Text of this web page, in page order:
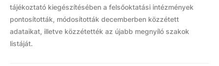
tájékoztató kiegészítésében a felsőoktatási intézmények
pontosították, módosították decemberben közzétett
adataikat, illetve közzétették az újabb megnyíló szakok
listáját.